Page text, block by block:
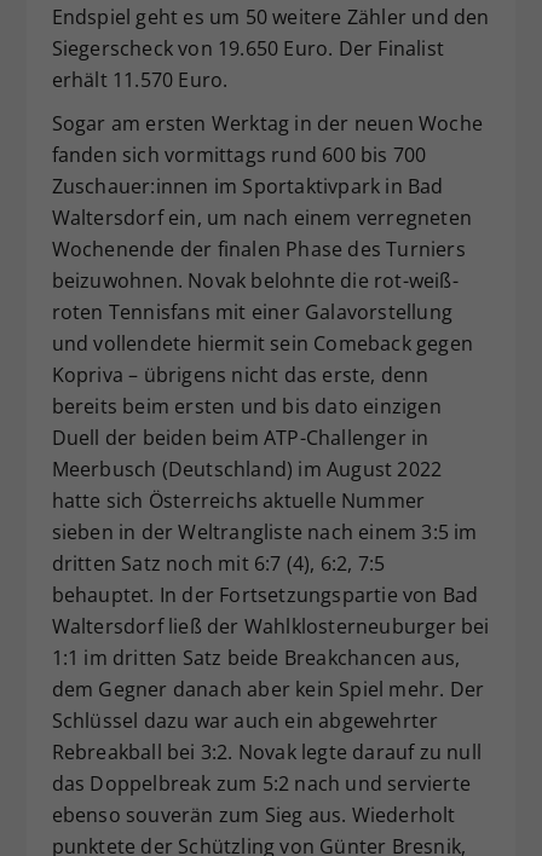
Endspiel geht es um 50 weitere Zähler und den
Siegerscheck von 19.650 Euro. Der Finalist
erhält 11.570 Euro.
Sogar am ersten Werktag in der neuen Woche
fanden sich vormittags rund 600 bis 700
Zuschauer:innen im Sportaktivpark in Bad
Waltersdorf ein, um nach einem verregneten
Wochenende der finalen Phase des Turniers
beizuwohnen. Novak belohnte die rot-weiß-
roten Tennisfans mit einer Galavorstellung
und vollendete hiermit sein Comeback gegen
Kopriva – übrigens nicht das erste, denn
bereits beim ersten und bis dato einzigen
Duell der beiden beim ATP-Challenger in
Meerbusch (Deutschland) im August 2022
hatte sich Österreichs aktuelle Nummer
sieben in der Weltrangliste nach einem 3:5 im
dritten Satz noch mit 6:7 (4), 6:2, 7:5
behauptet. In der Fortsetzungspartie von Bad
Waltersdorf ließ der Wahlklosterneuburger bei
1:1 im dritten Satz beide Breakchancen aus,
dem Gegner danach aber kein Spiel mehr. Der
Schlüssel dazu war auch ein abgewehrter
Rebreakball bei 3:2. Novak legte darauf zu null
das Doppelbreak zum 5:2 nach und servierte
ebenso souverän zum Sieg aus. Wiederholt
punktete der Schützling von Günter Bresnik,